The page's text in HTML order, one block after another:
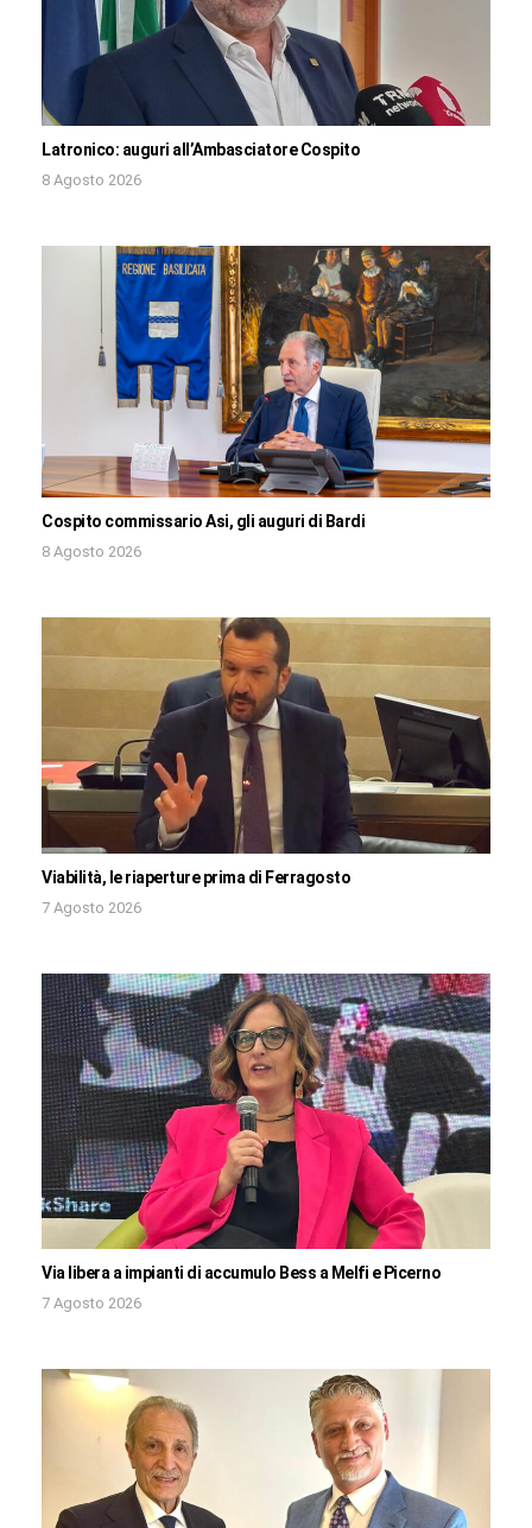
Latronico: auguri all’Ambasciatore Cospito
8 Agosto 2026
Cospito commissario Asi, gli auguri di Bardi
8 Agosto 2026
Viabilità, le riaperture prima di Ferragosto
7 Agosto 2026
Via libera a impianti di accumulo Bess a Melfi e Picerno
7 Agosto 2026